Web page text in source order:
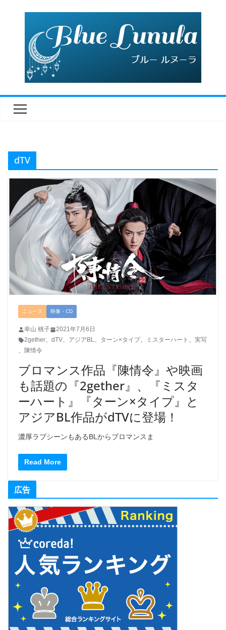
dTV
ニュース 映像・CD
幸山 桃子
2021年7月6日
2gether、 dTV、 アジアBL、 ターン×タイプ、 ミスターハート 、 実写
、 陳情令
ブロマンス作品『陳情令』や映画
も話題の『2gether』、『ミスタ
ーハート』『ターン×タイプ』と
アジアBL作品がdTVに登場！
濃厚ラブシーンもあるBLからブロマンスま
Read More
広告